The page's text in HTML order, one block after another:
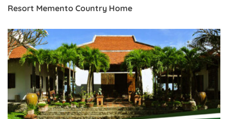
Resort Memento Country Home